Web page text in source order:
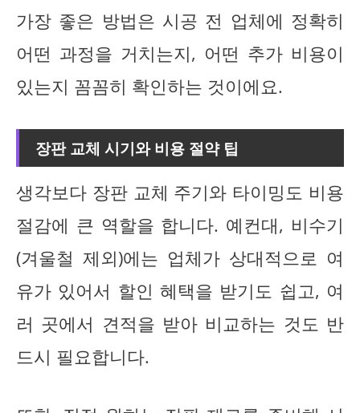
가장 좋은 방법은 시공 전 업체에 정확히
어떤 과정을 거치는지, 어떤 추가 비용이
있는지 꼼꼼히 확인하는 것이에요.
장판 교체 시기와 비용 절약 팁
생각보다 장판 교체 주기와 타이밍도 비용
절감에 큰 역할을 합니다. 예컨대, 비수기
(겨울철 제외)에는 업체가 상대적으로 여
유가 있어서 할인 혜택을 받기도 쉽고, 여
러 곳에서 견적을 받아 비교하는 것도 반
드시 필요합니다.